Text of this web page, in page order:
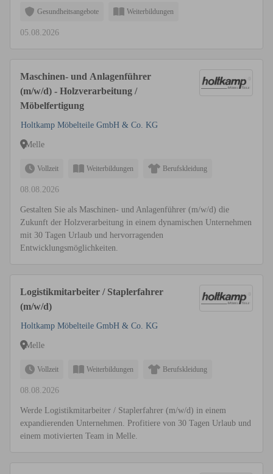
Gesundheitsangebote Weiterbildungen
05.08.2026
Maschinen- und Anlagenführer
(m/w/d) - Holzverarbeitung /
Möbelfertigung
Holtkamp Möbelteile GmbH & Co. KG
Melle
Vollzeit Weiterbildungen Berufskleidung
08.08.2026
Gestalten Sie als Maschinen- und Anlagenführer (m/w/d) die
Zukunft der Holzverarbeitung in einem dynamischen Unternehmen
mit 30 Tagen Urlaub und hervorragenden
Entwicklungsmöglichkeiten.
Logistikmitarbeiter / Staplerfahrer
(m/w/d)
Holtkamp Möbelteile GmbH & Co. KG
Melle
Vollzeit Weiterbildungen Berufskleidung
08.08.2026
Werde Logistikmitarbeiter / Staplerfahrer (m/w/d) in einem
expandierenden Unternehmen. Profitiere von 30 Tagen Urlaub und
einem motivierten Team in Melle.